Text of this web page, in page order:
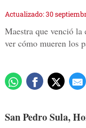
Actualizado: 30
Maestra que venció la
ver cómo mueren los
San Pedro Sula,